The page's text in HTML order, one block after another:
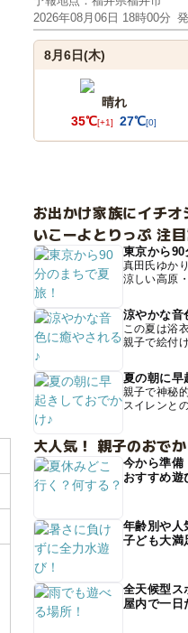
2026年08月06日 18時00分
8月6日(木)
晴れ
35℃[+1] 27℃[0]
お出かけ家族にイチオ
いこーよとりっぷ 注
東京から90
真田氏ゆか
涼しい高原
涼やかな音
この夏は浴
親子で絵付
夏の朝に早
親子で神秘
スイレンと
大人気！ 親子のおで
今から準備
おすすめ遊
年齢別や人
子ども大満
全天候型ス
屋内で一日